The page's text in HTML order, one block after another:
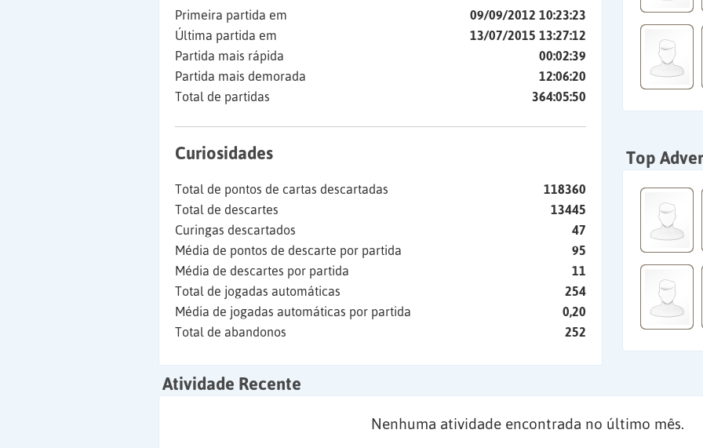
Primeira partida em
09/09/2012 10:23:23
Última partida em
13/07/2015 13:27:12
Partida mais rápida
00:02:39
Partida mais demorada
12:06:20
Total de partidas
364:05:50
Curiosidades
Total de pontos de cartas descartadas
118360
Total de descartes
13445
Curingas descartados
47
Média de pontos de descarte por partida
95
Média de descartes por partida
11
Total de jogadas automáticas
254
Média de jogadas automáticas por partida
0,20
Total de abandonos
252
Top
Atividade Recente
Nenhuma atividade encontrada no último mês.